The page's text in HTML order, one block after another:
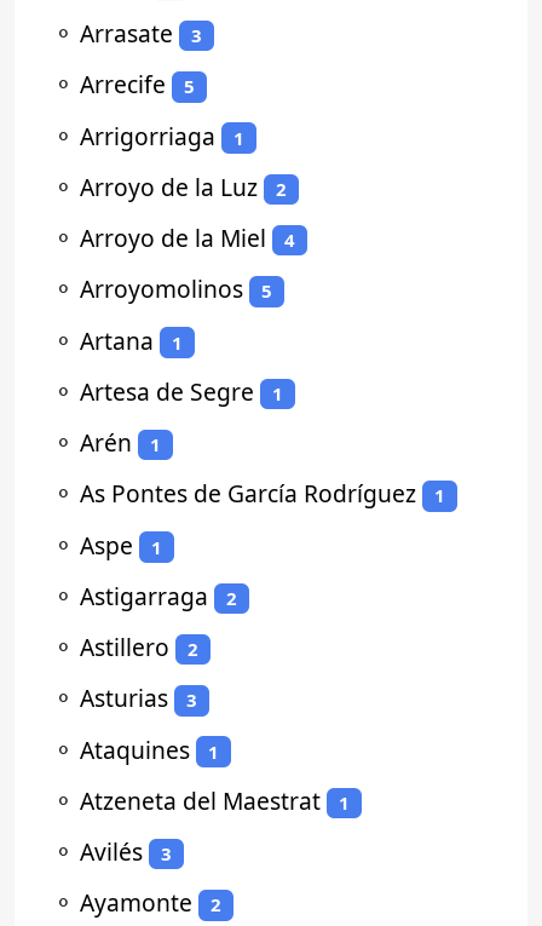
⚬ Arrasate 3
⚬ Arrecife 5
⚬ Arrigorriaga 1
⚬ Arroyo de la Luz 2
⚬ Arroyo de la Miel 4
⚬ Arroyomolinos 5
⚬ Artana 1
⚬ Artesa de Segre 1
⚬ Arén 1
⚬ As Pontes de García Rodríguez 1
⚬ Aspe 1
⚬ Astigarraga 2
⚬ Astillero 2
⚬ Asturias 3
⚬ Ataquines 1
⚬ Atzeneta del Maestrat 1
⚬ Avilés 3
⚬ Ayamonte 2